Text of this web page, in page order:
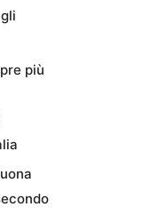
più